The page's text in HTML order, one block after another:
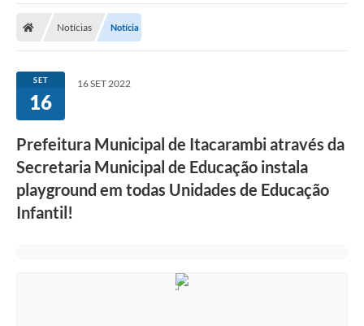
Notícias Notícia
SET
16
16 SET 2022
Prefeitura Municipal de Itacarambi através da
Secretaria Municipal de Educação instala
playground em todas Unidades de Educação
Infantil!